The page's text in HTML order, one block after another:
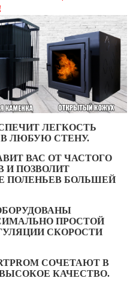
ЛЕГКОСТЬ
ЛЮБУЮ СТЕНУ.
ВАС ОТ ЧАСТОГО
И ПОЗВОЛИТ
ПОЛЕНЬЕВ БОЛЬШЕЙ
ОБОРУДОВАНЫ
ПРОСТОЙ
СКОРОСТИ
СОЧЕТАЮТ В
КАЧЕСТВО.